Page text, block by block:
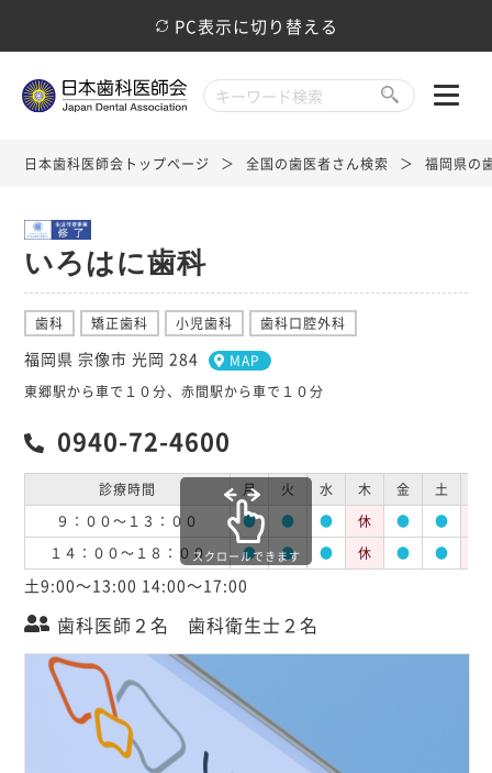
PC表示に切り替える
日本歯科医師会トップページ 全国の歯医者さん検索 福岡県の
いろはに歯科
歯科 矯正歯科 小児歯科 歯科口腔外科
福岡県 宗像市 光岡 284
MAP
東郷駅から車で１０分、赤間駅から車で１０分
0940-72-4600
診療時間 月 火 水 木 金 土
９：００～１３：００
● ● ● 休 ● ●
１４：００～１８：００
● ● ● 休 ● ●
スクロールできます
土9:00～13:00 14:00～17:00
歯科医師２名 歯科衛生士２名